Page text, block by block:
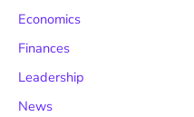
Economics
Finances
Leadership
News